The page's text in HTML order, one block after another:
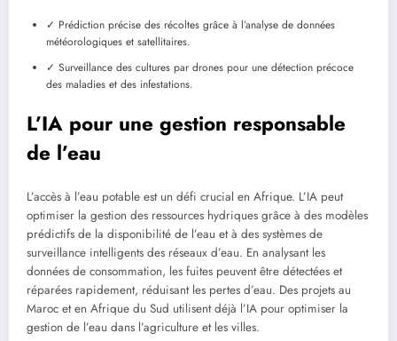
✓ Prédiction précise des récoltes grâce à l’analyse de données
météorologiques et satellitaires.
✓ Surveillance des cultures par drones pour une détection précoce
des maladies et des infestations.
L’IA pour une gestion responsable
de l’eau
L’accès à l’eau potable est un défi crucial en Afrique. L’IA peut
optimiser la gestion des ressources hydriques grâce à des modèles
prédictifs de la disponibilité de l’eau et à des systèmes de
surveillance intelligents des réseaux d’eau. En analysant les
données de consommation, les fuites peuvent être détectées et
réparées rapidement, réduisant les pertes d’eau. Des projets au
Maroc et en Afrique du Sud utilisent déjà l’IA pour optimiser la
gestion de l’eau dans l’agriculture et les villes.